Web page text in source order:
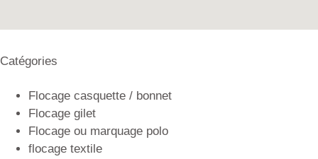
Catégories
Flocage casquette / bonnet
Flocage gilet
Flocage ou marquage polo
flocage textile